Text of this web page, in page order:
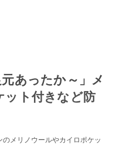
あったか～」メ
ット付きなど防
メリノウールやカイロポケッ